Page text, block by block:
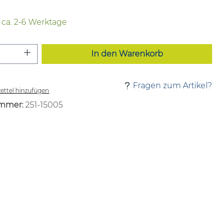
2-6 Werktage
Anzahl: Gib den gewünschten Wert
In den Warenkorb
hinzufügen
Fragen zum Artikel?
251-15005